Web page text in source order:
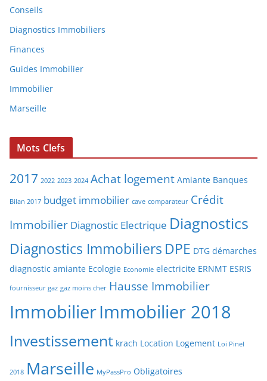
Conseils
Diagnostics Immobiliers
Finances
Guides Immobilier
Immobilier
Marseille
Mots Clefs
2017 2022 2023 2024 Achat logement Amiante Banques
Bilan 2017 budget immobilier cave comparateur Crédit
Immobilier Diagnostic Electrique Diagnostics
Diagnostics Immobiliers DPE DTG démarches
diagnostic amiante Ecologie Economie electricite ERNMT ESRIS
fournisseur gaz gaz moins cher Hausse Immobilier
ImmobilierImmobilier 2018
Investissement krach Location Logement Loi Pinel
2018 Marseille MyPassPro Obligatoires